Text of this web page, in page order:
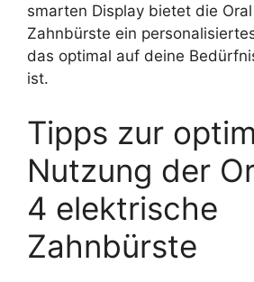
smarten Display bietet die
Zahnbürste ein
das optimal auf deine
ist.
Tipps zur
Nutzung der
4 elektrische
Zahnbürste